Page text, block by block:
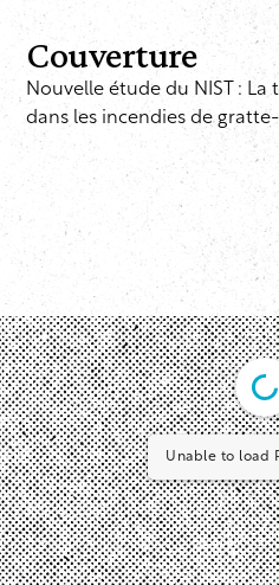
Couverture
Nouvelle étude du NIST : La
dans les incendies de
Unable to load